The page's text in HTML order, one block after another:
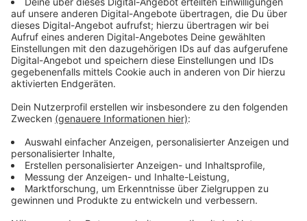
Bodies Bodies Bodies
Anzeige
Ganz frisch in die deutschen Kinos ist der
Horrorkomödienstreifen "Bodies Bodies Bodies"
gekommen. Eine Gruppe von Freunden spielt ihr
Lieblingsspiel "Bodies Bodies Bodies". Ein Spieler wird
zum Mörder bestimmt, der, nachdem das Licht
gelöscht wurde, ein Opfer auswählt, indem er ihm auf